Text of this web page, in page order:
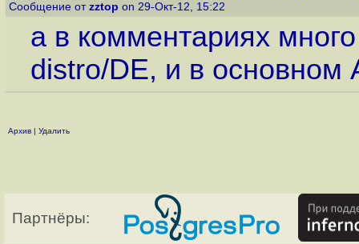
Сообщение от zztop on 29-Окт-12, 15:22
а в комментариях
distro/DE, и в основном
Архив | Удалить
Партнёры: